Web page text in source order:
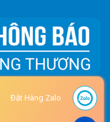
Đặt Hàng Zalo